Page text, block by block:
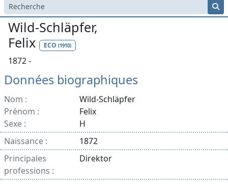
Wild-Schläpfer,
Felix
ECO (1910)
1872 -
Données biographiques
Nom :
Wild-Schläpfer
Prénom :
Felix
Sexe :
H
Naissance :
1872
Principales
professions :
Direktor